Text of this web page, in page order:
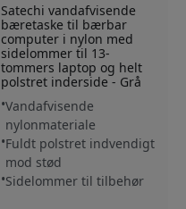
Satechi vandafvisende
bæretaske til bærbar
computer i nylon med
sidelommer til 13-
tommers laptop og helt
polstret inderside - Grå
Vandafvisende
nylonmateriale
Fuldt polstret indvendigt
mod stød
Sidelommer til tilbehør